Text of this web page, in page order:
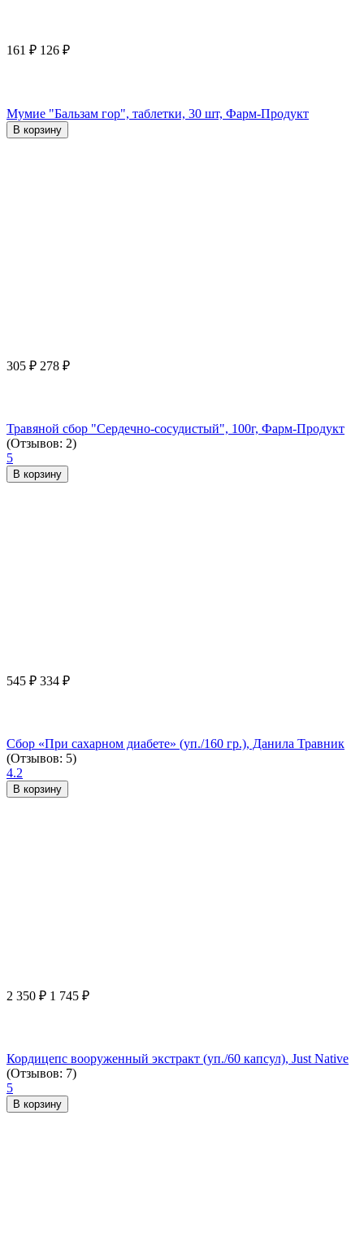
161 ₽ 126 ₽
Мумие "Бальзам гор", таблетки, 30 шт, Фарм-Продукт
В корзину
305 ₽ 278 ₽
Травяной сбор "Сердечно-сосудистый", 100г, Фарм-Продукт
(Отзывов: 2)
5
В корзину
545 ₽ 334 ₽
Сбор «При сахарном диабете» (уп./160 гр.), Данила Травник
(Отзывов: 5)
4.2
В корзину
2 350 ₽ 1 745 ₽
Кордицепс вооруженный экстракт (уп./60 капсул), Just Native
(Отзывов: 7)
5
В корзину